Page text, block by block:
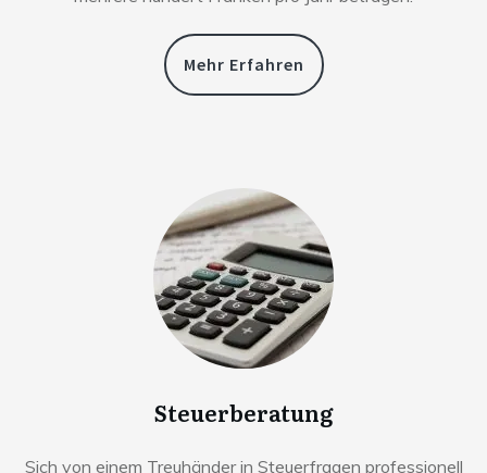
Mehr Erfahren
Steuerberatung
Sich von einem Treuhänder in Steuerfragen professionell